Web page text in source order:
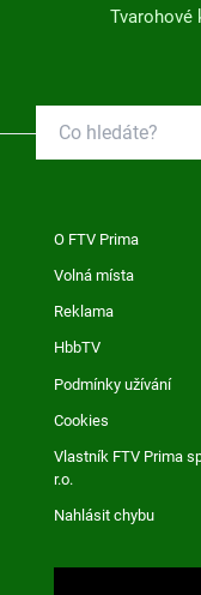
Tvarohové
O FTV Prima
Volná místa
Reklama
HbbTV
Podmínky užívání
Cookies
Vlastník FTV Prima
r.o.
Nahlásit chybu